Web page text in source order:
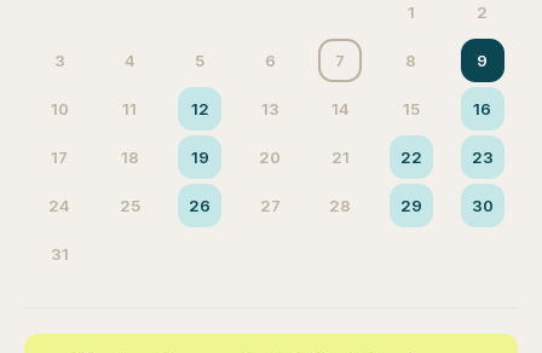
1 2
3 4 5 6 7 8 9
10 11 12 13 14 15 16
17 18 19 20 21 22 23
24 25 26 27 28 29 30
31